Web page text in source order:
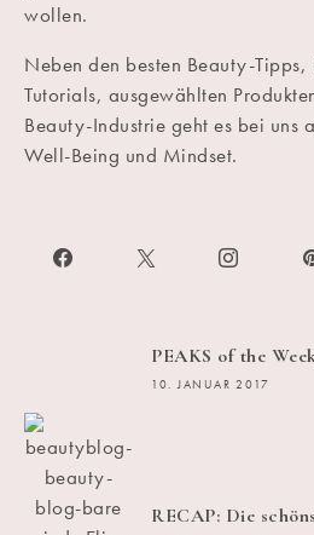
wollen.
Neben den besten Beauty-
Tutorials, ausgewählten
Beauty-Industrie geht es bei uns
Well-Being und Mindset.
PEAKS of the
10. JANUAR 2017
RECAP: Die